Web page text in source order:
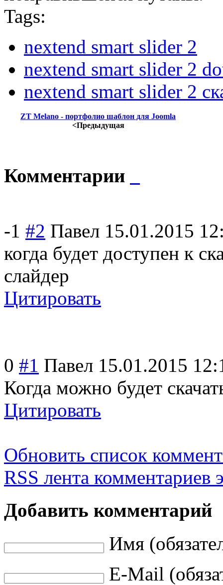
Tags:
nextend smart slider 2
nextend smart slider 2
nextend smart slider 2
ZT Melano - портфолио шаблон для Joomla
<Предыдущая
Комментарии
-1 #2 Павел 15.01.2015
когда будет доступен к
слайдер
Цитировать
0 #1 Павел 15.01.2015
Когда можно будет
Цитировать
Обновить список
RSS лента комментариев
Добавить комментарий
Имя
E-Mail